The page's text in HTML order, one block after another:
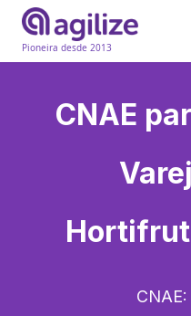
Pioneira desde 2013
CNAE
CNAE: